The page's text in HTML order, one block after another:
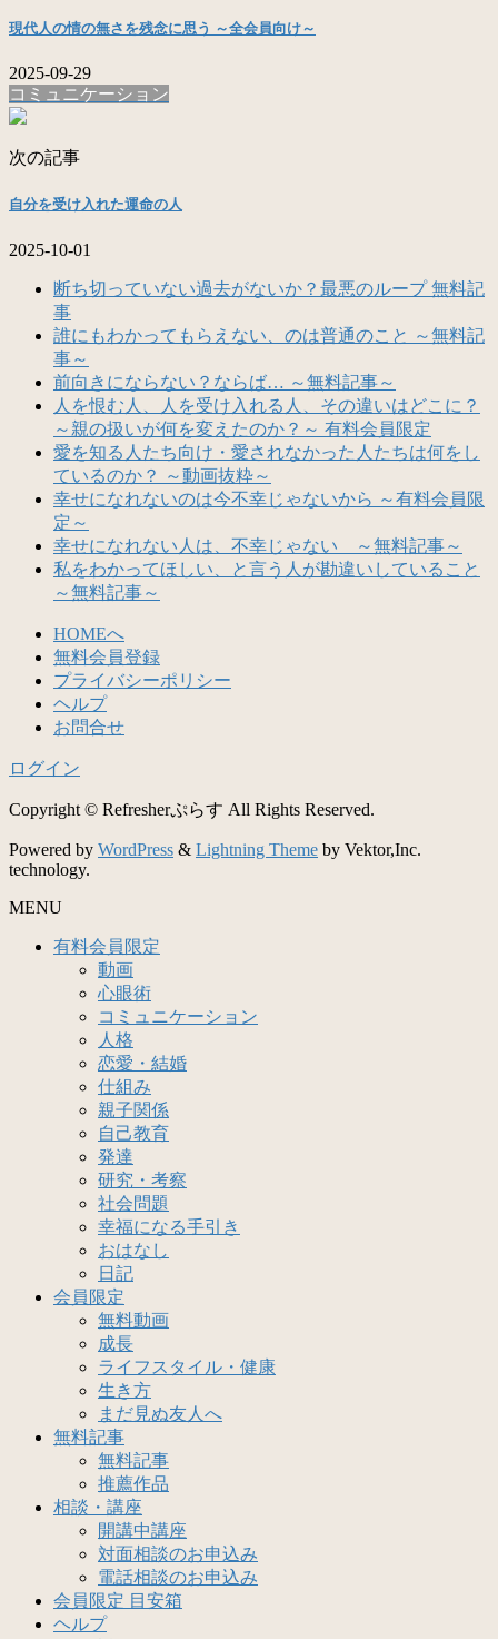
現代人の情の無さを残念に思う ～全会員向け～
2025-09-29
コミュニケーション
次の記事
自分を受け入れた運命の人
2025-10-01
断ち切っていない過去がないか？最悪のループ 無料記
事
誰にもわかってもらえない、のは普通のこと ～無料記
事～
前向きにならない？ならば… ～無料記事～
人を恨む人、人を受け入れる人、その違いはどこに？
～親の扱いが何を変えたのか？～ 有料会員限定
愛を知る人たち向け・愛されなかった人たちは何をし
ているのか？ ～動画抜粋～
幸せになれないのは今不幸じゃないから ～有料会員限
定～
幸せになれない人は、不幸じゃない ～無料記事～
私をわかってほしい、と言う人が勘違いしていること
～無料記事～
HOMEへ
無料会員登録
プライバシーポリシー
ヘルプ
お問合せ
ログイン
Copyright © Refresherぷらす All Rights Reserved.
Powered by WordPress & Lightning Theme by Vektor,Inc.
technology.
MENU
有料会員限定
動画
心眼術
コミュニケーション
人格
恋愛・結婚
仕組み
親子関係
自己教育
発達
研究・考察
社会問題
幸福になる手引き
おはなし
日記
会員限定
無料動画
成長
ライフスタイル・健康
生き方
まだ見ぬ友人へ
無料記事
無料記事
推薦作品
相談・講座
開講中講座
対面相談のお申込み
電話相談のお申込み
会員限定 目安箱
ヘルプ